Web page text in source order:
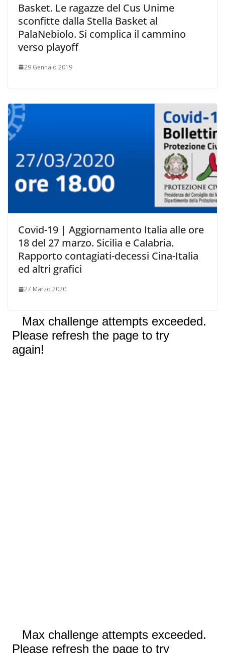
Basket. Le ragazze del Cus Unime
sconfitte dalla Stella Basket al
PalaNebiolo. Si complica il cammino
verso playoff
29 Gennaio 2019
Covid-19 | Aggiornamento Italia alle ore
18 del 27 marzo. Sicilia e Calabria.
Rapporto contagiati-decessi Cina-Italia
ed altri grafici
27 Marzo 2020